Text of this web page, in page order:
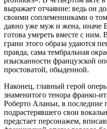
выражает отчаяние: ведь он
своими соплеменниками о
давно уже муж и жена, иначе
готова умереть вместе с ним.
грани этого образа удаются
правда, сама тембральная
изысканности французской
простоватой, обыденной.
Наконец, главный герой
знаменитого тенора франко-
Роберто Аланьи, в последние
подрастерявшего свои
предстает персонажем,